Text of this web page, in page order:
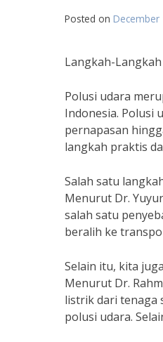
Posted on December
Langkah-
Polusi udara
Indonesia. Polusi
pernapasan
langkah praktis
Salah satu
Menurut Dr.
salah satu
beralih ke
Selain itu, kita
Menurut Dr.
listrik dari tenaga
polusi udara.